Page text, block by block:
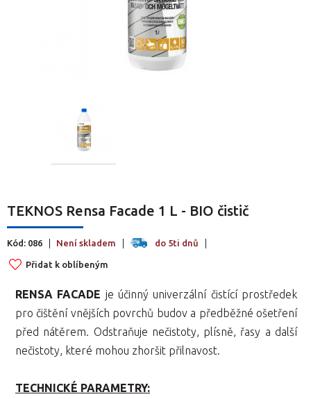
TEKNOS Rensa Facade 1 L - BIO čistič
Kód: 086 Není skladem do 5ti dnů
Přidat k oblíbeným
RENSA FACADE je účinný univerzální čistící prostředek
pro čištění vnějších povrchů budov a předběžné ošetření
před nátěrem. Odstraňuje nečistoty, plísně, řasy a další
nečistoty, které mohou zhoršit přilnavost.
TECHNICKÉ PARAMETRY: